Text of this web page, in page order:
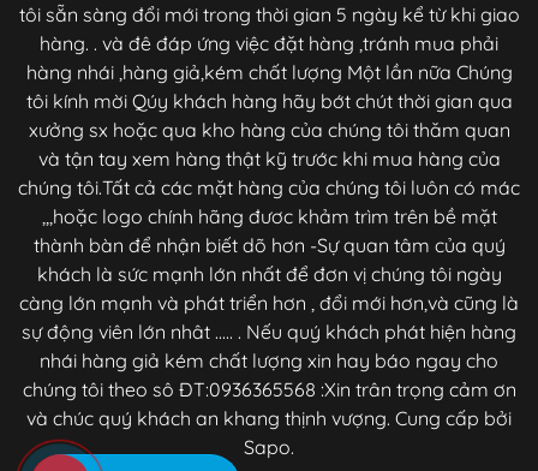
tôi sẵn sàng đổi mới trong thời gian 5 ngày kể từ khi giao
hàng. . và đê đáp ứng việc đặt hàng ,tránh mua phải
hàng nhái ,hàng giả,kém chất lượng Một lần nữa Chúng
tôi kính mời Qúy khách hàng hãy bớt chút thời gian qua
xưởng sx hoặc qua kho hàng của chúng tôi thăm quan
và tận tay xem hàng thật kỹ trước khi mua hàng của
chúng tôi.Tất cả các mặt hàng của chúng tôi luôn có mác
,,,hoặc logo chính hãng đươc khảm trìm trên bề mặt
thành bàn để nhận biết dõ hơn -Sự quan tâm của quý
khách là sức mạnh lớn nhất để đơn vị chúng tôi ngày
càng lớn mạnh và phát triển hơn , đổi mới hơn,và cũng là
sự động viên lớn nhât ..... . Nếu quý khách phát hiện hàng
nhái hàng giả kém chất lượng xin hay báo ngay cho
chúng tôi theo sô ĐT:0936365568 :Xin trân trọng cảm ơn
và chúc quý khách an khang thịnh vượng. Cung cấp bởi
Sapo.